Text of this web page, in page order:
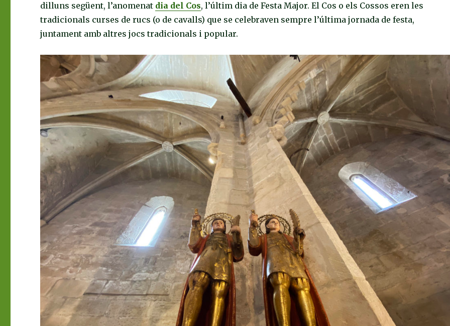
dilluns següent, l’anomenat dia del Cos, l’últim dia de Festa Major. El Cos o els Cossos eren les
tradicionals curses de rucs (o de cavalls) que se celebraven sempre l’última jornada de festa,
juntament amb altres jocs tradicionals i popular.